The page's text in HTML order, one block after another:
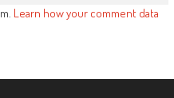
Learn how your comment data